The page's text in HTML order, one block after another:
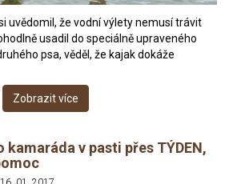
uvědomil, že vodní výlety nemusí trávit
usadil do speciálně upraveného
psa, věděl, že kajak dokáže
Zobrazit více
kamaráda v pasti přes TÝDEN,